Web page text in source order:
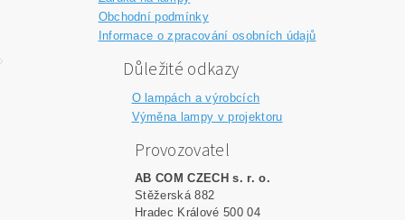
Obchodní podmínky
Informace o zpracování osobních údajů
Důležité odkazy
O lampách a výrobcích
Výměna lampy v projektoru
Provozovatel
AB COM CZECH s. r. o.
Stěžerská 882
Hradec Králové 500 04